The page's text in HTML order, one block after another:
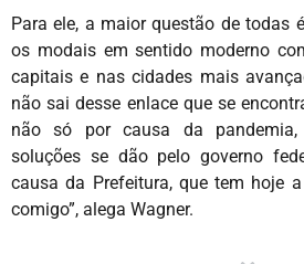
Para ele, a maior questão de todas
os modais em sentido moderno
capitais e nas cidades mais
não sai desse enlace que se
não só por causa da pandemia,
soluções se dão pelo governo
causa da Prefeitura, que tem hoje
comigo”, alega Wagner.